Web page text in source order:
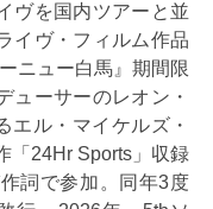
ヴを国内ツアーと並
イヴ・フィルム作品
ニュー白馬』期間限
ューサーのレオン・
エル・マイケルズ・
「24Hr Sports」収録
詞で参加。同年3度